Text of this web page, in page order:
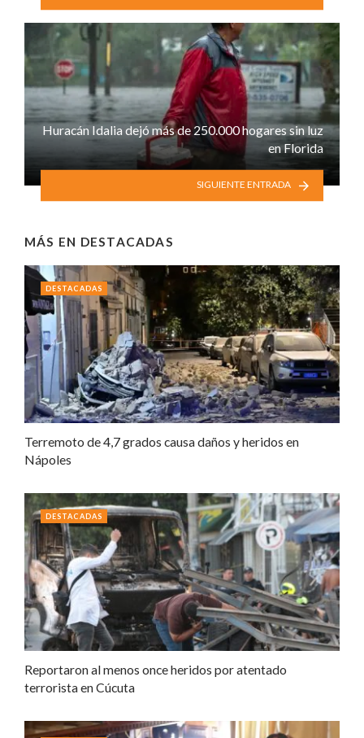
Huracán Idalia dejó más de 250.000 hogares sin luz
en Florida
SIGUIENTE ENTRADA
MÁS EN DESTACADAS
Terremoto de 4,7 grados causa daños y heridos en
Nápoles
DESTACADAS
Reportaron al menos once heridos por atentado
terrorista en Cúcuta
DESTACADAS